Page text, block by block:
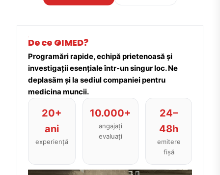
De ce GIMED?
Programări rapide, echipă prietenoasă și
investigații esențiale într-un singur loc. Ne
deplasăm și la sediul companiei pentru
medicina muncii.
20+
ani
experiență
10.000+
angajați
evaluați
24–
48h
emitere
fișă